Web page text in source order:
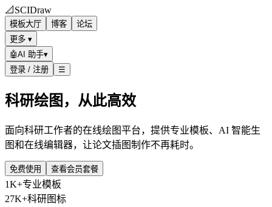
📐 SCIDraw
模板大厅 博客
论坛
更多 ▾
🤖AI 助手▾
登录 / 注册
☰
科研绘图，从此高效
面向科研工作者的在线绘图平台，提供专业模板、AI 智能生
图和在线编辑器，让论文插图制作不再耗时。
免费使用 查看会员套餐
1K+专业模板
27K+科研图标